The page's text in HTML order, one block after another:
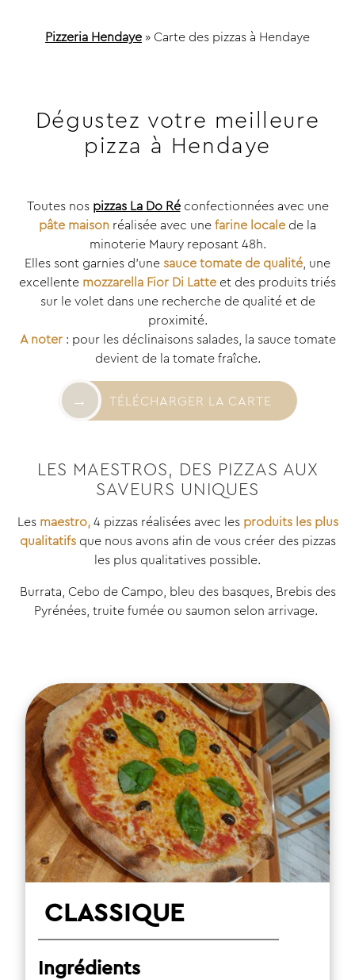
Pizzeria Hendaye » Carte des pizzas à Hendaye
Dégustez votre meilleure
pizza à Hendaye
Toutes nos pizzas La Do Réconfectionnées avec une
pâte maison réalisée avec une farine locale de la
minoterie Maury reposant 48h.
Elles sont garnies d’une sauce tomate de qualité , une
excellente mozzarella Fior Di Latte et des produits triés
sur le volet dans une recherche de qualité et de
proximité.
A noter: pour les déclinaisons salades, la sauce tomate
devient de la tomate fraîche.
TÉLÉCHARGER LA CARTE
LES MAESTROS, DES PIZZAS AUX
SAVEURS UNIQUES
Les maestro,4 pizzas réalisées avec les produits les plus
qualitatifsque nous avons afin de vous créer des pizzas
les plus qualitatives possible.
Burrata, Cebo de Campo, bleu des basques, Brebis des
Pyrénées, truite fumée ou saumon selon arrivage.
CLASSIQUE
Ingrédients